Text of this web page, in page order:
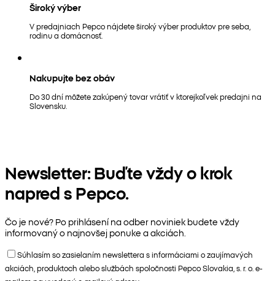
Široký výber
V predajniach Pepco nájdete široký výber produktov pre seba,
rodinu a domácnosť.
Nakupujte bez obáv
Do 30 dní môžete zakúpený tovar vrátiť v ktorejkoľvek predajni na
Slovensku.
Newsletter: Buďte vždy o krok
napred s Pepco.
Čo je nové? Po prihlásení na odber noviniek budete vždy
informovaný o najnovšej ponuke a akciách.
Súhlasím so zasielaním newslettera s informáciami o zaujímavých
akciách, produktoch alebo službách spoločnosti Pepco Slovakia, s. r. o. e-